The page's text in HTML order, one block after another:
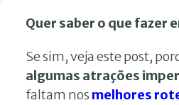
Quer saber o que fazer
Se sim, veja este post,
algumas atrações
faltam nos melhores